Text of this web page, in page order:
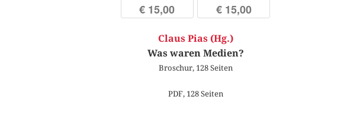
€ 15,00 € 15,00
Claus Pias (Hg.)
Was waren Medien?
Broschur, 128 Seiten
PDF, 128 Seiten